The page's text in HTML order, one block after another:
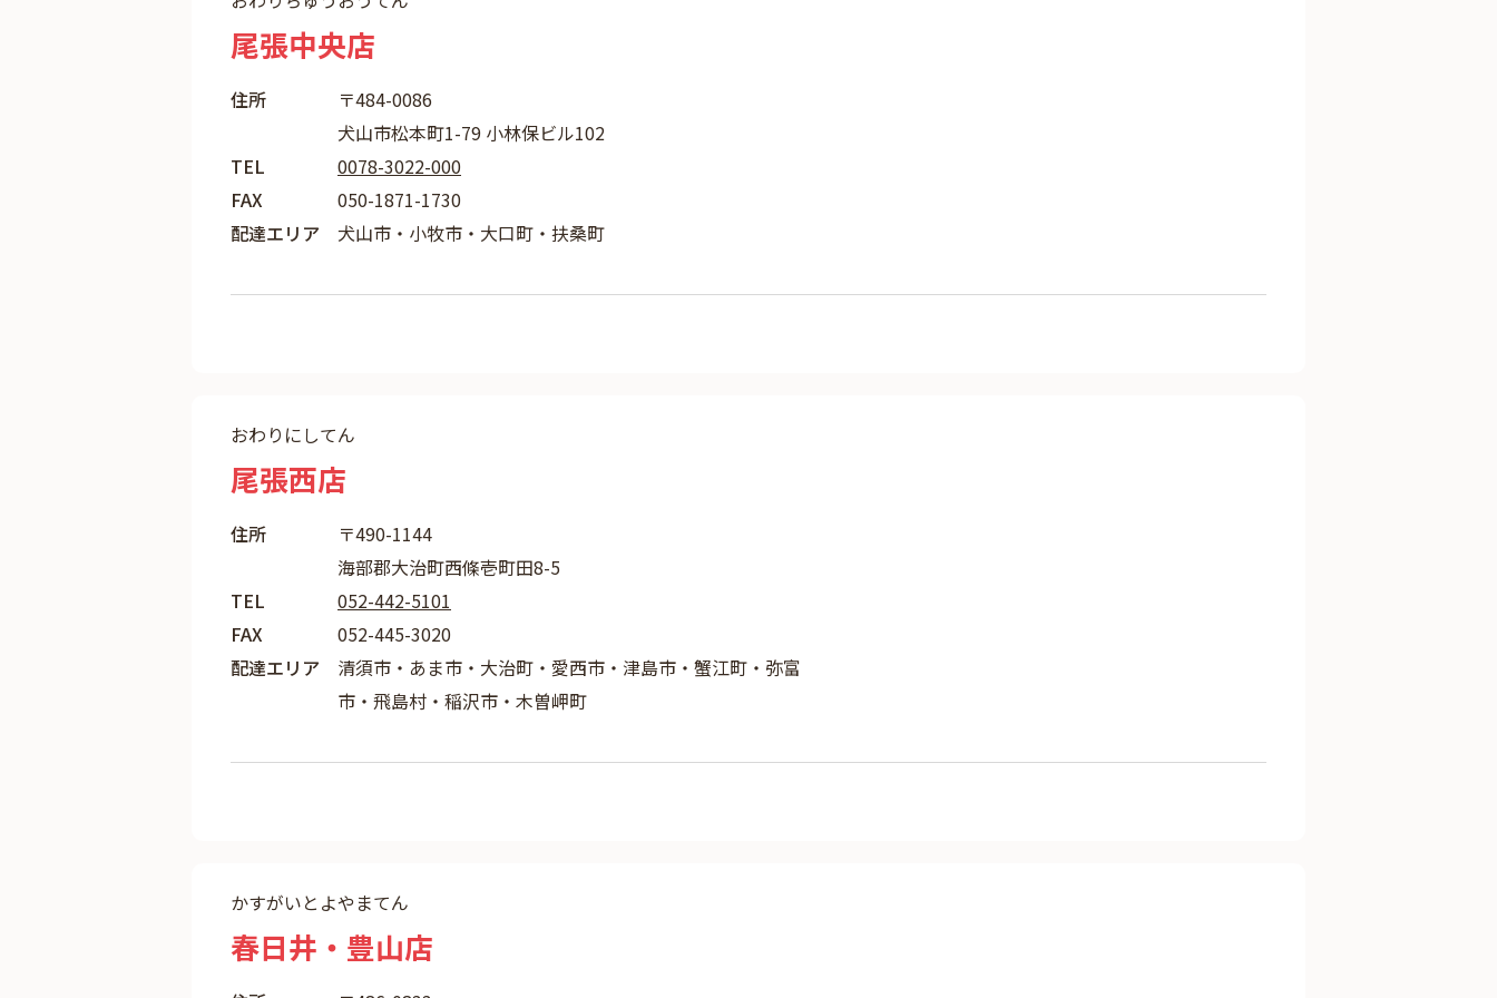
尾張中央店
住所
〒484-0086
犬山市松本町1-79 小林保ビル102
TEL
0078-3022-000
FAX
050-1871-1730
配達エリア
犬山市・小牧市・大口町・扶桑町
おわりにしてん
尾張西店
住所
〒490-1144
海部郡大治町西條壱町田8-5
TEL
052-442-5101
FAX
052-445-3020
配達エリア
清須市・あま市・大治町・愛西市・津島市・蟹江町・弥富
市・飛島村・稲沢市・木曽岬町
かすがいとよやまてん
春日井・豊山店